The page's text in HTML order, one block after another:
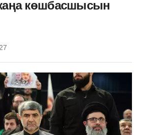
көшбасшысын